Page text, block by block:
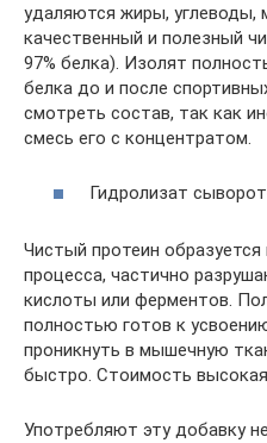
удаляются жиры, углеводы,
качественный и полезный
97% белка). Изолят
белка до и после
смотреть состав, так как
смесь его с концентратом.
Гидролизат
Чистый протеин образуется
процесса, частично
кислоты или ферментов.
полностью готов к
проникнуть в мышечную
быстро. Стоимость
Употребляют эту добавку